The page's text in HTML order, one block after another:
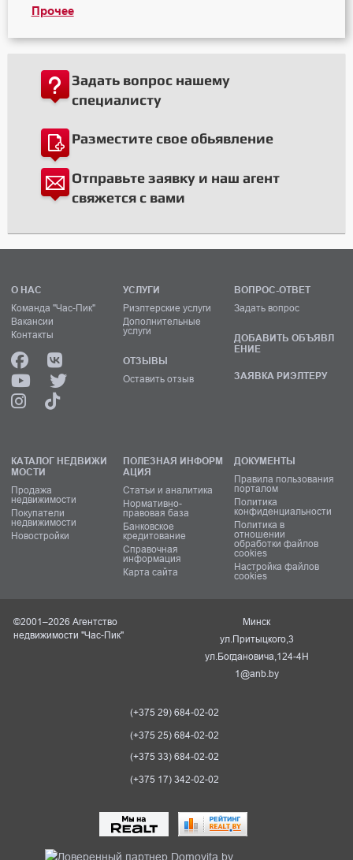
Прочее
Задать вопрос нашему
специалисту
Разместите свое обьявление
Отправьте заявку и наш агент
свяжется с вами
О НАС
Команда "Час-Пик"
Вакансии
Контакты
УСЛУГИ
Риэлтерские услуги
Дополнительные
услуги
ОТЗЫВЫ
Оставить отзыв
ВОПРОС-ОТВЕТ
Задать вопрос
ДОБАВИТЬ ОБЪЯВЛ
ЕНИЕ
ЗАЯВКА РИЭЛТЕРУ
КАТАЛОГ НЕДВИЖИ
МОСТИ
Продажа
недвижимости
Покупатели
недвижимости
Новостройки
ПОЛЕЗНАЯ ИНФОРМ
АЦИЯ
Статьи и аналитика
Нормативно-
правовая база
Банковское
кредитование
Справочная
информация
Карта сайта
ДОКУМЕНТЫ
Правила пользования
порталом
Политика
конфиденциальности
Политика в
отношении
обработки файлов
cookies
Настройка файлов
cookies
©2001–2026 Агентство
недвижимости "Час-Пик"
Минск
ул.Притыцкого,3
ул.Богдановича,124-4Н
1@anb.by
(+375 29) 684-02-02
(+375 25) 684-02-02
(+375 33) 684-02-02
(+375 17) 342-02-02